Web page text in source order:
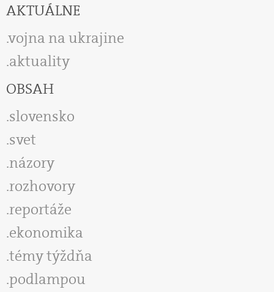
AKTUÁLNE
vojna na ukrajine
aktuality
OBSAH
slovensko
svet
názory
rozhovory
reportáže
ekonomika
témy týždňa
podlampou